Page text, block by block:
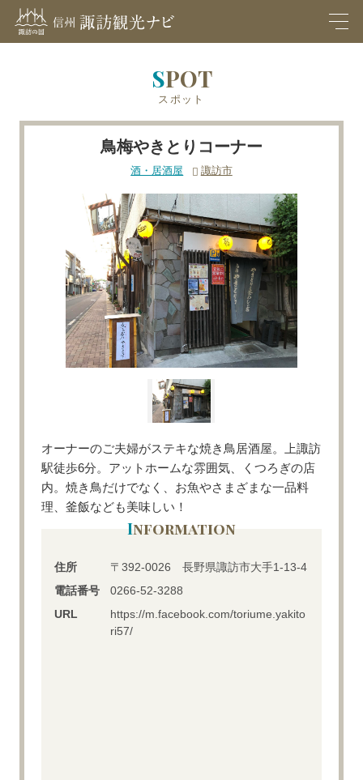
EN
SPOT
スポット
鳥梅やきとりコーナー
酒・居酒屋 諏訪市
オーナーのご夫婦がステキな焼き鳥居酒屋。
上諏訪
駅徒歩6分。アットホームな雰囲気、くつろぎの店
内。焼き鳥だけでなく、お魚やさまざまな一品料
理、釜飯なども美味しい！
Information
住所
〒392-0026 長野県諏訪市大手1-13-4
電話番号
0266-52-3288
URL
https://m.facebook.com/toriume.yakito
ri57/